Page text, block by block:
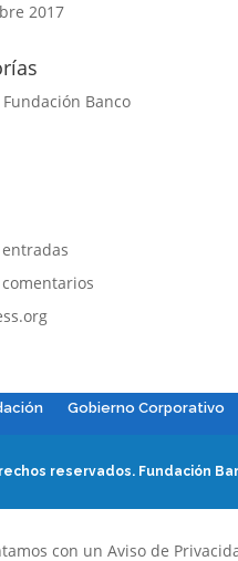
2017
Banco
Gobierno Corporativo
reservados. Fundación
con un Aviso de